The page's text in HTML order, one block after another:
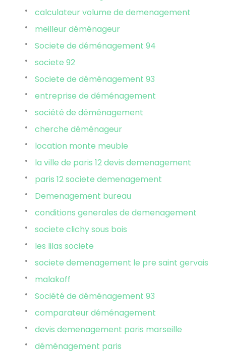
calculateur volume de demenagement
meilleur déménageur
Societe de déménagement 94
societe 92
Societe de déménagement 93
entreprise de déménagement
société de déménagement
cherche déménageur
location monte meuble
la ville de paris 12 devis demenagement
paris 12 societe demenagement
Demenagement bureau
conditions generales de demenagement
societe clichy sous bois
les lilas societe
societe demenagement le pre saint gervais
malakoff
Société de déménagement 93
comparateur déménagement
devis demenagement paris marseille
déménagement paris